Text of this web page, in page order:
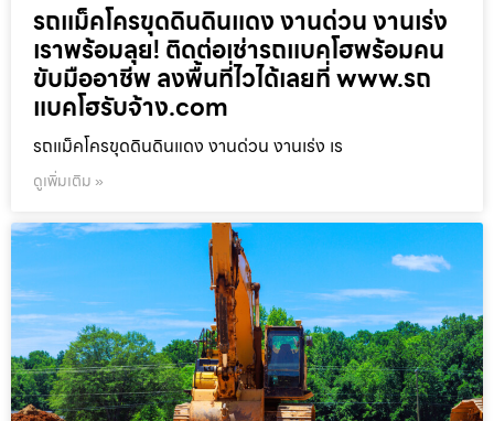
รถแม็คโครขุดดินดินแดง งานด่วน งานเร่ง
เราพร้อมลุย! ติดต่อเช่ารถแบคโฮพร้อมคน
ขับมืออาชีพ ลงพื้นที่ไวได้เลยที่ www.รถ
แบคโฮรับจ้าง.com
รถแม็คโครขุดดินดินแดง งานด่วน งานเร่ง เร
ดูเพิ่มเติม »